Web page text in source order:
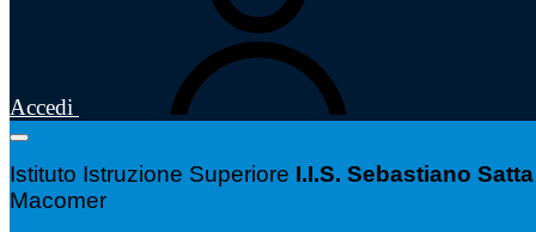
Accedi
Istituto Istruzione Superiore I.I.S. Sebastiano Satta
Macomer